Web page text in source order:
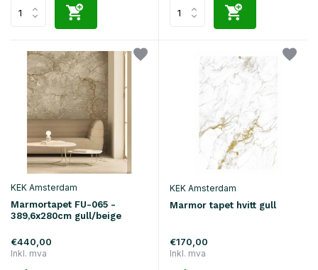
KEK Amsterdam
Marmortapet FU-065 -
389,6x280cm gull/beige
€440,00
Inkl. mva
KEK Amsterdam
Marmor tapet hvitt gull
€170,00
Inkl. mva